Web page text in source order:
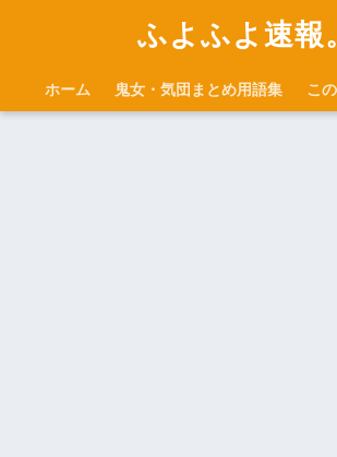
ふよふよ速報。
ホーム 鬼女・気団まとめ用語集 こ